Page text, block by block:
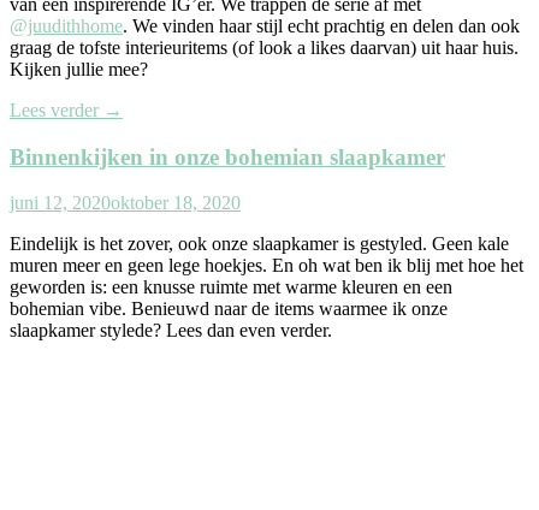
@juudithhome. We vinden haar stijl echt prachtig en delen dan ook
graag de tofste interieuritems (of look a likes daarvan) uit haar huis.
Kijken jullie mee?
Lees verder →
Binnenkijken in onze bohemian slaapkamer
juni 12, 2020oktober 18, 2020
Eindelijk is het zover, ook onze slaapkamer is gestyled. Geen kale
muren meer en geen lege hoekjes. En oh wat ben ik blij met hoe het
geworden is: een knusse ruimte met warme kleuren en een
bohemian vibe. Benieuwd naar de items waarmee ik onze
slaapkamer stylede? Lees dan even verder.